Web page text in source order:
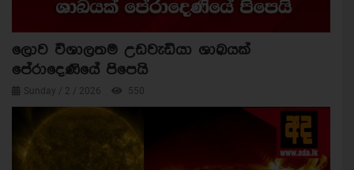
ලොව විශාලතම උඩවැඩියා ශාඛයක්
පේරාදෙණියේ පිපෙයි
Sunday / 2 / 2026 550